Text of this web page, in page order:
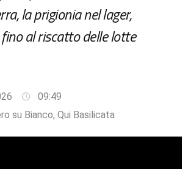
la prigionia nel lager,
fino al riscatto delle lotte
09:49
su Bianco, Qui Basilicata